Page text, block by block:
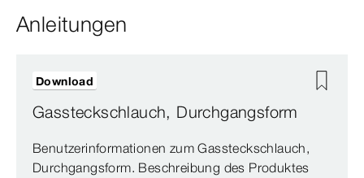
Anleitungen
Gassteckschlauch, Durchgangsform
Benutzerinformationen zum Gassteckschlauch,
Durchgangsform. Beschreibung des Produktes
Download